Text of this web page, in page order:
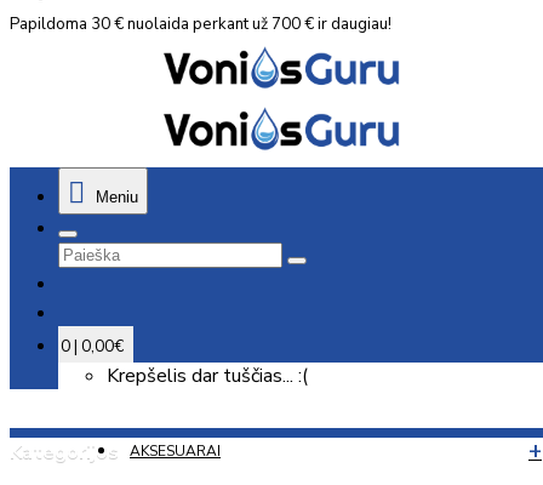
Papildoma 30 € nuolaida perkant už 700 € ir daugiau!
Meniu
0 | 0,00€
Krepšelis dar tuščias... :(
Kategorijos AKSESUARAI